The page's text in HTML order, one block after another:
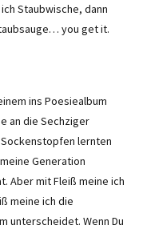
Staubwische, dann
you get it.
ins Poesiealbum
an die Sechziger
lernten
Generation
Aber mit Fleiß meine ich
meine ich die
unterscheidet. Wenn Du